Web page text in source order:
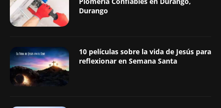
Durango
10 películas sobre la vida de Jesús para
reflexionar en Semana Santa